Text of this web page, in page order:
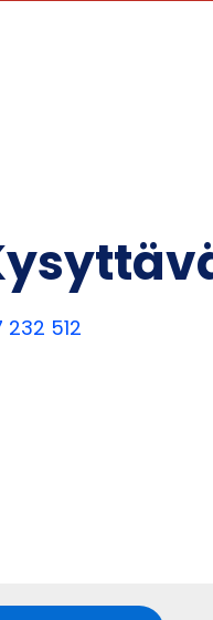
512